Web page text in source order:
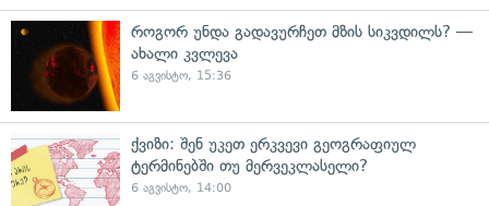
როგორ უნდა გადავურჩეთ მზის სიკვდილს? —
ახალი კვლევა
6 აგვისტო, 15:36
ქვიზი: შენ უკეთ ერკვევი გეოგრაფიულ
ტერმინებში თუ მერვეკლასელი?
6 აგვისტო, 14:00